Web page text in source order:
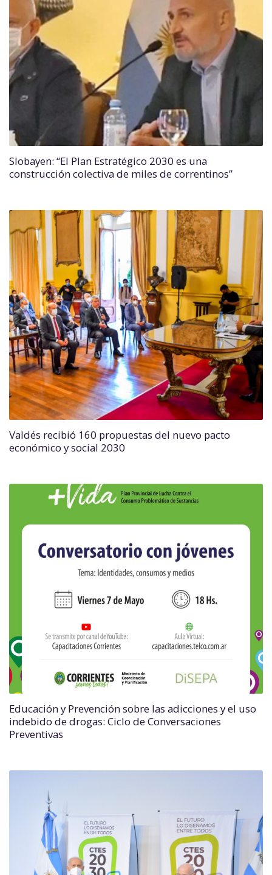
Slobayen: “El Plan Estratégico 2030 es una
construcción colectiva de miles de correntinos”
Valdés recibió 160 propuestas del nuevo pacto
económico y social 2030
Educación y Prevención sobre las adicciones y el uso
indebido de drogas: Ciclo de Conversaciones
Preventivas